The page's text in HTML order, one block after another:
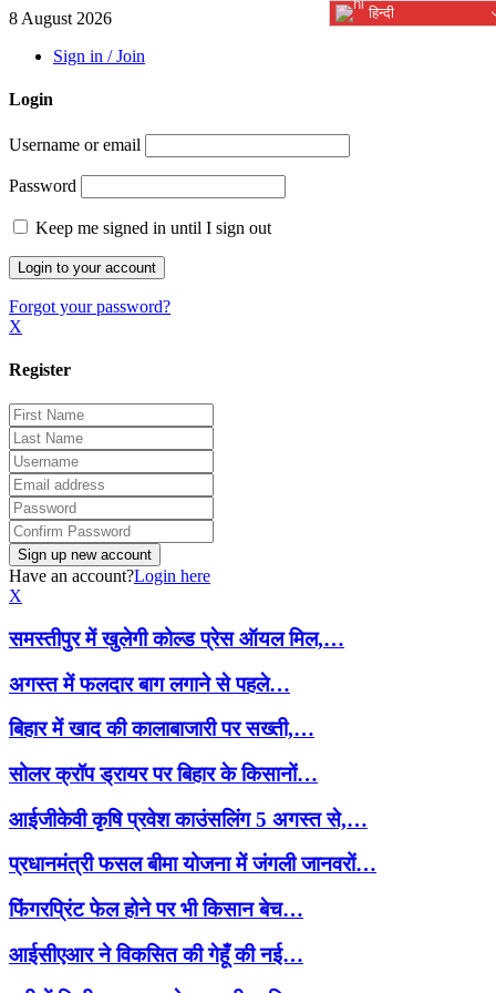
8 August 2026
Sign in / Join
Login
Username or email
Password
Keep me signed in until I sign out
Forgot your password?
X
Register
Have an account?Login here
X
समस्तीपुर में खुलेगी कोल्ड प्रेस ऑयल मिल,…
अगस्त में फलदार बाग लगाने से पहले…
बिहार में खाद की कालाबाजारी पर सख्ती,…
सोलर क्रॉप ड्रायर पर बिहार के किसानों…
आईजीकेवी कृषि प्रवेश काउंसलिंग 5 अगस्त से,…
प्रधानमंत्री फसल बीमा योजना में जंगली जानवरों…
फिंगरप्रिंट फेल होने पर भी किसान बेच…
आईसीएआर ने विकसित की गेहूँ की नई…
हिन्दी